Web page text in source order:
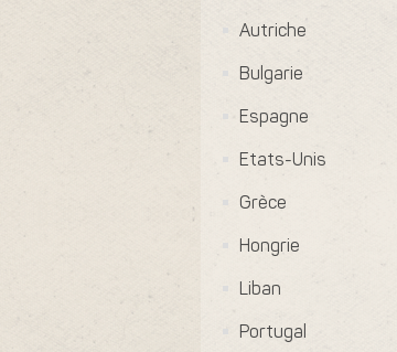
Autriche
Bulgarie
Espagne
Etats-Unis
Grèce
Hongrie
Liban
Portugal